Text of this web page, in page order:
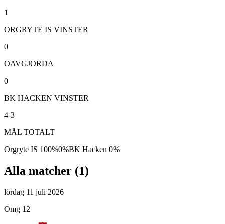
1
ORGRYTE IS VINSTER
0
OAVGJORDA
0
BK HACKEN VINSTER
4-3
MÅL TOTALT
Orgryte IS 100%0%BK Hacken 0%
Alla matcher (1)
lördag 11 juli 2026
Omg 12